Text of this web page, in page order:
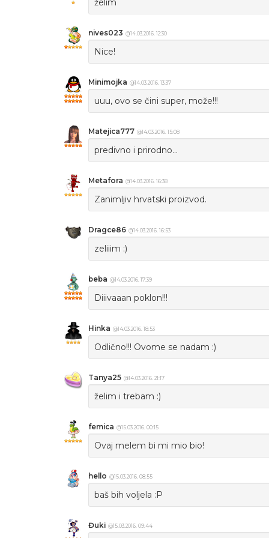
želim
nives023 @14.03.2016. 12:30
Nice!
Minimojka @14.03.2016. 13:37
uuu, ovo se čini super, može!!!
Matejica777 @14.03.2016. 15:08
predivno i prirodno...
Metafora @14.03.2016. 16:38
Zanimljiv hrvatski proizvod.
Dragce86 @14.03.2016. 16:53
zeliiim :)
beba @14.03.2016. 17:39
Diiivaaan poklon!!!
Hinka @14.03.2016. 18:53
Odlično!!! Ovome se nadam :)
Tanya25 @14.03.2016. 21:17
želim i trebam :)
femica @15.03.2016. 00:15
Ovaj melem bi mi mio bio!
hello @15.03.2016. 08:55
baš bih voljela :P
Đuki @15.03.2016. 09:44